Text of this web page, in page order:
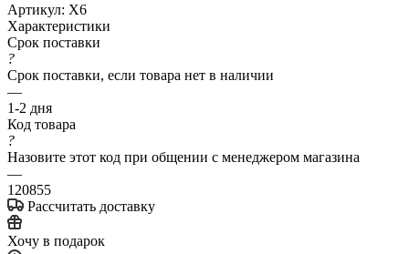
Артикул: X6
Характеристики
Срок поставки
?
Срок поставки, если товара нет в наличии
—
1-2 дня
Код товара
?
Назовите этот код при общении с менеджером магазина
—
120855
Рассчитать доставку
Хочу в подарок